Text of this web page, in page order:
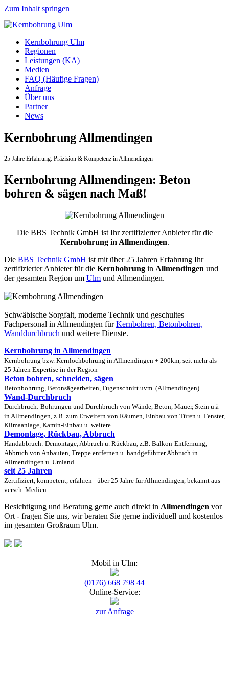
Zum Inhalt springen
Kernbohrung Ulm
Regionen
Leistungen (KA)
Medien
FAQ (Häufige Fragen)
Anfrage
Über uns
Partner
News
Kernbohrung Allmendingen
25 Jahre Erfahrung: Präzision & Kompetenz in Allmendingen
Kernbohrung Allmendingen: Beton
bohren & sägen nach Maß!
Die BBS Technik GmbH ist Ihr zertifizierter Anbieter für die
Kernbohrung in Allmendingen.
Die BBS Technik GmbH ist mit über 25 Jahren Erfahrung Ihr
zertifizierterAnbieter für die Kernbohrung in Allmendingen und
der gesamten Region um Ulm und Allmendingen.
Schwäbische Sorgfalt, moderne Technik und geschultes
Fachpersonal in Allmendingen fürKernbohren, Betonbohren,
Wanddurchbruch und weitere Dienste.
Kernbohrung in Allmendingen
Kernbohrung bzw. Kernlochbohrung in Allmendingen + 200km, seit mehr als
25 Jahren Expertise in der Region
Beton bohren, schneiden, sägen
Betonbohrung, Betonsägearbeiten, Fugenschnitt uvm. (Allmendingen)
Wand-Durchbruch
Durchbruch: Bohrungen und Durchbruch von Wände, Beton, Mauer, Stein u.ä
in Allmendingen, z.B. zum Erweitern von Räumen, Einbau von Türen u. Fenster,
Klimaanlage, Kamin-Einbau u. weitere
Demontage, Rückbau, Abbruch
Handabbruch: Demontage, Abbruch u. Rückbau, z.B. Balkon-Entfernung,
Abbruch von Anbauten, Treppe entfernen u. handgeführter Abbruch in
Allmendingen u. Umland
seit 25 Jahren
Zertifiziert, kompetent, erfahren - über 25 Jahre für Allmendingen, bekannt aus
versch. Medien
Besichtigung und Beratung gerne auch direkt in Allmendingen vor
Ort - fragen Sie uns, wir beraten Sie gerne individuell und kostenlos
im gesamten Großraum Ulm.
Mobil in Ulm:
(0176) 668 798 44
Online-Service:
zur Anfrage